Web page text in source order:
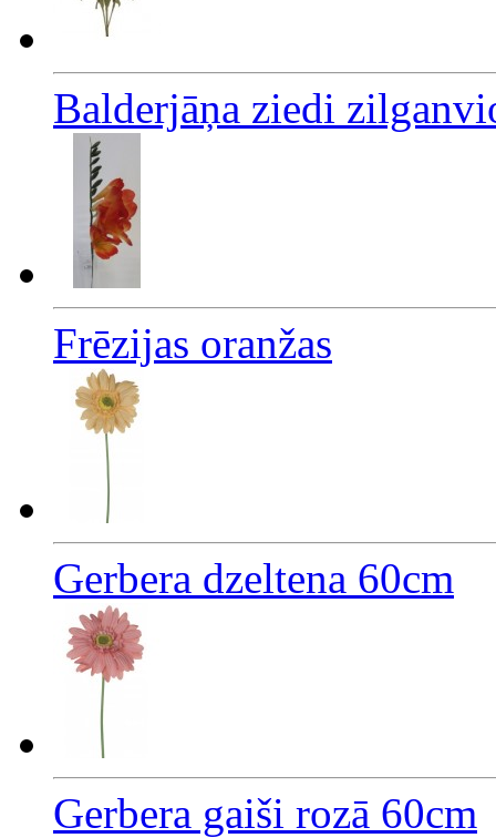
Balderjāņa ziedi
Frēzijas oranžas
Gerbera dzeltena 60cm
Gerbera gaiši rozā 60cm